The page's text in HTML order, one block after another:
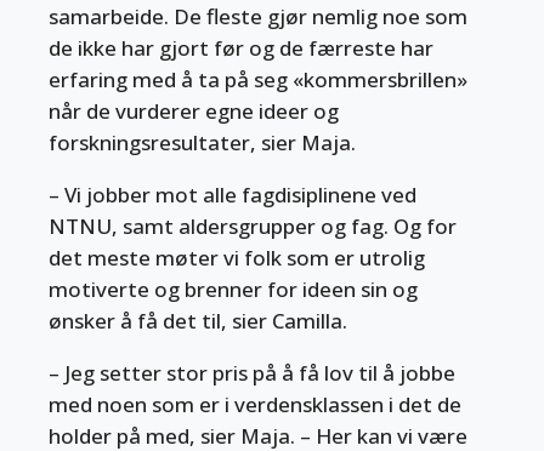
samarbeide. De fleste gjør nemlig noe som
de ikke har gjort før og de færreste har
erfaring med å ta på seg «kommersbrillen»
når de vurderer egne ideer og
forskningsresultater, sier Maja.
– Vi jobber mot alle fagdisiplinene ved
NTNU, samt aldersgrupper og fag. Og for
det meste møter vi folk som er utrolig
motiverte og brenner for ideen sin og
ønsker å få det til, sier Camilla.
– Jeg setter stor pris på å få lov til å jobbe
med noen som er i verdensklassen i det de
holder på med, sier Maja. – Her kan vi være